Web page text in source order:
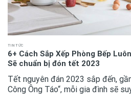
TIN TỨC
6+ Cách Sắp Xếp Phòng Bếp
Sẽ chuẩn bị đón tết 2023
Tết nguyên đán 2023 sắp đến,
Công Ông Táo“, mỗi gia đình sẽ